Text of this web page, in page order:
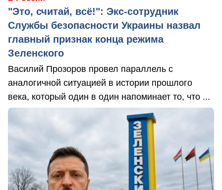
"Это, считай, всё!": Экс-сотрудник
Службы безопасности Украины назвал
главный признак конца режима
Зеленского
Василий Прозоров провел параллель с
аналогичной ситуацией в истории прошлого
века, который один в один напоминает то, что ...